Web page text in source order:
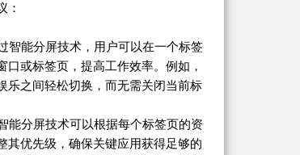
：
智能分屏技术，用户可以在一个标签
口或标签页，提高工作效率。例如，
乐之间轻松切换，而无需关闭当前标
能分屏技术可以根据每个标签页的资
其优先级，确保关键应用获得足够的